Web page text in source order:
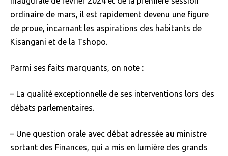
ordinaire de mars, il est rapidement devenu une figure
de proue, incarnant les aspirations des habitants de
Kisangani et de la Tshopo.
Parmi ses faits marquants, on note :
– La qualité exceptionnelle de ses interventions lors des
débats parlementaires.
– Une question orale avec débat adressée au ministre
sortant des Finances, qui a mis en lumière des grands